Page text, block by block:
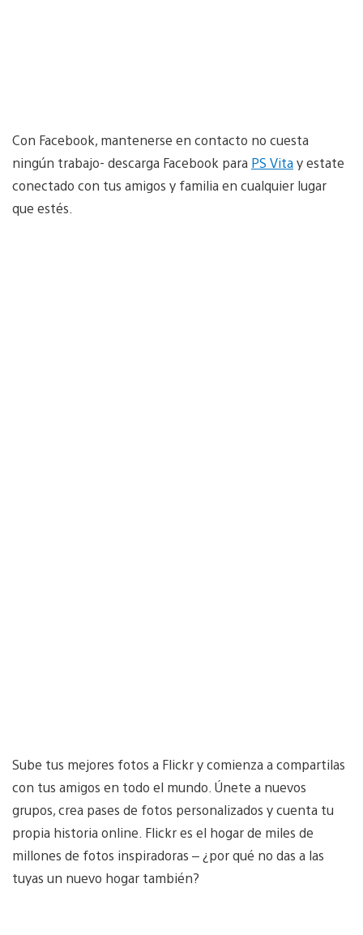
Con Facebook, mantenerse en contacto no cuesta
ningún trabajo- descarga Facebook para PS Vitay estate
conectado con tus amigos y familia en cualquier lugar
que estés.
Sube tus mejores fotos a Flickr y comienza a compartilas
con tus amigos en todo el mundo. Únete a nuevos
grupos, crea pases de fotos personalizados y cuenta tu
propia historia online. Flickr es el hogar de miles de
millones de fotos inspiradoras – ¿por qué no das a las
tuyas un nuevo hogar también?